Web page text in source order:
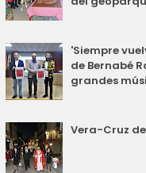
'Siempre
de Bernabé
grandes
Vera-Cruz